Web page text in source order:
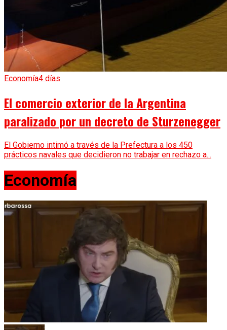
Economía4 días
El comercio exterior de la Argentina
paralizado por un decreto de Sturzenegger
El Gobierno intimó a través de la Prefectura a los 450
prácticos navales que decidieron no trabajar en rechazo a...
Economía